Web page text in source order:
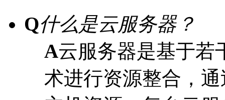
Q什么是云服务器？
A云服务器是基于若
术进行资源整合，